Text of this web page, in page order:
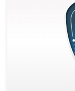
O projeto AEROS
plataforma de
as sinergias científicas e
de empresas portuguesas,